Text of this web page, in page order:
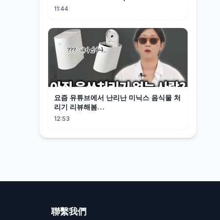
11:44
요즘 유튜브에서 난리난 미닉스 음식물 처
리기 리뷰해봄…
12:53
聯繫我們